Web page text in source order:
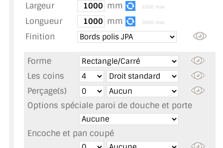
INSPIRATIONS ET NOUVEAUTÉS
AMBIANCE LAITON BROSSÉ
MIROIR SUR MESURE
MIROIR VIEILLI
MIROIR DÉCORATIF DE COULEUR
LOTS DE MIROIRS EN MOZAÏQUE
Largeur mm 2500 max
Longueur mm 3000 max
Finition
Forme
Les coins
Perçage(s)
Options spéciale paroi de douche et porte
Encoche et pan coupé